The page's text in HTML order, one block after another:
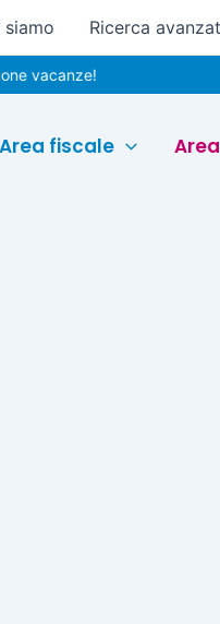
siamo Ricerca
vacanze!
Area fiscale